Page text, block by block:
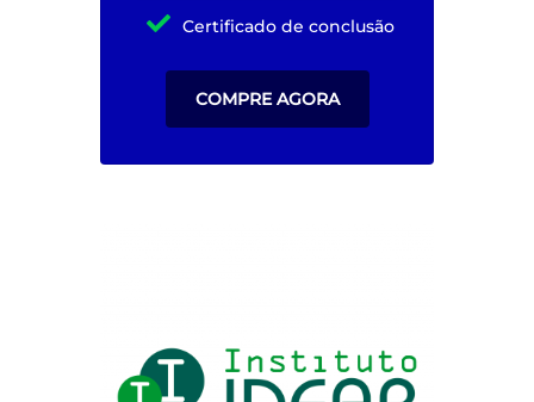
Certificado de conclusão
COMPRE AGORA